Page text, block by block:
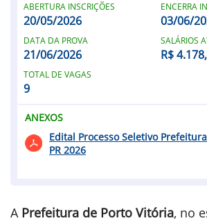
A Prefeitura de Porto Vitória, no
ABERTURA INSCRIÇÕES
20/05/2026
ENCERRA
03/06/
DATA DA PROVA
21/06/2026
SALÁRIOS
R$
TOTAL DE VAGAS
9
ANEXOS
Edital Processo Seletivo
PR 2026